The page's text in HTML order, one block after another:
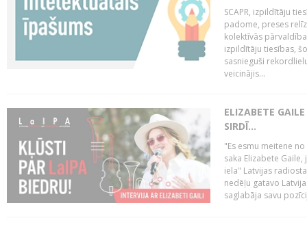
SCAPR, izpildītāju
padome, preses
kolektīvās
izpildītāju tiesības,
sasnieguši
veicinājis...
ELIZABETE
SIRDĪ...
"Es esmu meitene
saka Elizabete
iela" Latvijas
nedēļu gatavo
saglabāja savu